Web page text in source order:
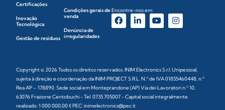
Certificações
Inovação
Tecnológica
Gestão de resíduos
Condições gerais de
venda
Denúncia de
irregularidades
Encontre-nos em:
Copyright © 2026 Todos os direitos reservados. INIM Electronics S.r.l. Unipessoal,
sujeita à direção e coordenação da INIM PROJECT S.R.L. N.º de IVA 01855460448, n.º
Rea AP – 178890. Sede social em Monteprandone (AP) Via dei Lavoratori n.º 10,
63076 Frazione Centobuchi - Tel. 0735 705007 - Capital social integralmente
realizado: 1 000 000,00 € PEC: inimelectronics@pec.it